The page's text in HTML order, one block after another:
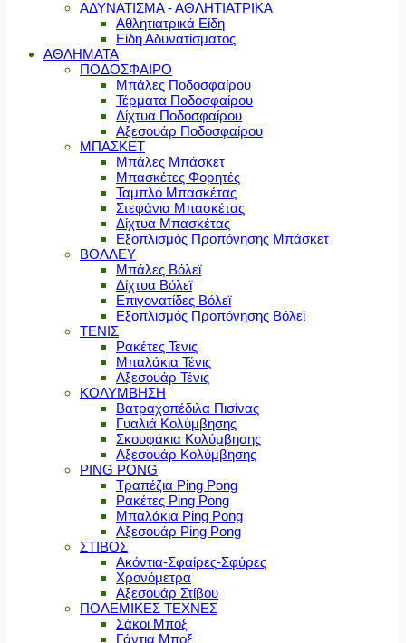
ΑΔΥΝΑΤΙΣΜΑ - ΑΘΛΗΤΙΑΤΡΙΚΑ
Αθλητιατρικά Είδη
Είδη Αδυνατίσματος
ΑΘΛΗΜΑΤΑ
ΠΟΔΟΣΦΑΙΡΟ
Μπάλες Ποδοσφαίρου
Τέρματα Ποδοσφαίρου
Δίχτυα Ποδοσφαίρου
Αξεσουάρ Ποδοσφαίρου
ΜΠΑΣΚΕΤ
Μπάλες Μπάσκετ
Μπασκέτες Φορητές
Ταμπλό Μπασκέτας
Στεφάνια Μπασκέτας
Δίχτυα Μπασκέτας
Εξοπλισμός Προπόνησης Μπάσκετ
ΒΟΛΛΕΥ
Μπάλες Βόλεϊ
Δίχτυα Βόλεϊ
Επιγονατίδες Βόλεϊ
Εξοπλισμός Προπόνησης Βόλεϊ
ΤΕΝΙΣ
Ρακέτες Τενις
Μπαλάκια Τένις
Αξεσουάρ Τένις
ΚΟΛΥΜΒΗΣΗ
Βατραχοπέδιλα Πισίνας
Γυαλιά Κολύμβησης
Σκουφάκια Κολύμβησης
Αξεσουάρ Κολύμβησης
PING PONG
Τραπέζια Ping Pong
Ρακέτες Ping Pong
Μπαλάκια Ping Pong
Αξεσουάρ Ping Pong
ΣΤΙΒΟΣ
Ακόντια-Σφαίρες-Σφύρες
Χρονόμετρα
Αξεσουάρ Στίβου
ΠΟΛΕΜΙΚΕΣ ΤΕΧΝΕΣ
Σάκοι Μποξ
Γάντια Μποξ